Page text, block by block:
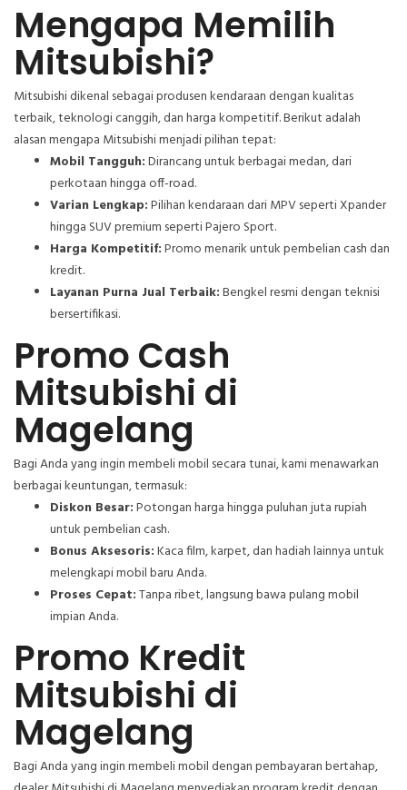
Mengapa Memilih
Mitsubishi?
Mitsubishi dikenal sebagai produsen kendaraan dengan kualitas
terbaik, teknologi canggih, dan harga kompetitif. Berikut adalah
alasan mengapa Mitsubishi menjadi pilihan tepat:
Mobil Tangguh:Dirancang untuk berbagai medan, dari
perkotaan hingga off-road.
Varian Lengkap:Pilihan kendaraan dari MPV seperti Xpander
hingga SUV premium seperti Pajero Sport.
Harga Kompetitif:Promo menarik untuk pembelian cash dan
kredit.
Layanan Purna Jual Terbaik:Bengkel resmi dengan teknisi
bersertifikasi.
Promo Cash
Mitsubishi di
Magelang
Bagi Anda yang ingin membeli mobil secara tunai, kami menawarkan
berbagai keuntungan, termasuk:
Diskon Besar:Potongan harga hingga puluhan juta rupiah
untuk pembelian cash.
Bonus Aksesoris:Kaca film, karpet, dan hadiah lainnya untuk
melengkapi mobil baru Anda.
Proses Cepat:Tanpa ribet, langsung bawa pulang mobil
impian Anda.
Promo Kredit
Mitsubishi di
Magelang
Bagi Anda yang ingin membeli mobil dengan pembayaran bertahap,